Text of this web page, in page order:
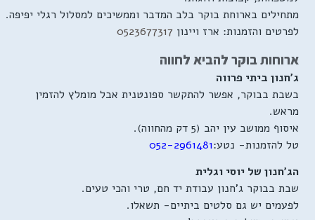
מתחילים בארוחת בוקר בלב המדבר וממשיכים למסלול רגלי יפיפה.
לפרטים והזמנות: ארז ויינון 0523677317
ארוחות בוקר להביא לחווה
ג'חנון ביתי פרווה
בשבת בבוקר, אפשר להתקשר ספונטנית אבל מומלץ להזמין
מראש.
איסוף ממושב עין יהב (5 דק מהחווה).
טל להזמנות- נטע:052-2961481
הג'חנון של יוסי וגלית
שבת בבוקר ג'חנון עבודת יד חם, טרי והכי טעים.
לפעמים יש גם סלטים ביתיים- תשאלו.